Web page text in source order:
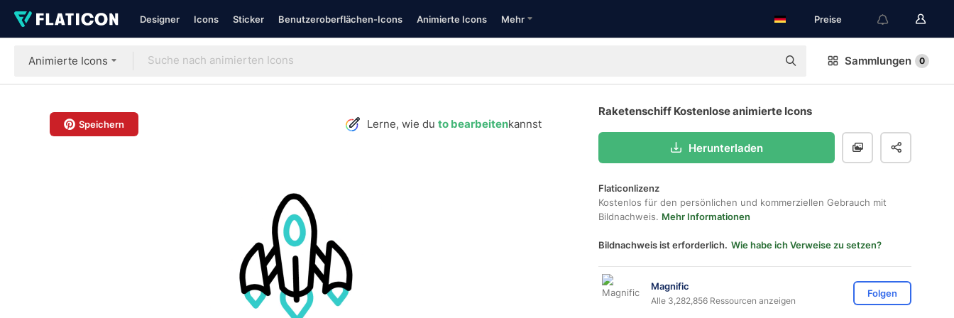
Designer Icons Sticker Benutzeroberflächen-Icons Animierte Icons Mehr Preise
Animierte Icons Sammlungen 0
Speichern Lerne, wie du to bearbeitenkannst
Raketenschiff Kostenlose animierte Icons
Herunterladen
Flaticonlizenz
Kostenlos für den persönlichen und kommerziellen Gebrauch mit
Bildnachweis. Mehr Informationen
Bildnachweis ist erforderlich. Wie habe ich Verweise zu setzen?
Magnific
Alle 3,282,856 Ressourcen anzeigen
Folgen